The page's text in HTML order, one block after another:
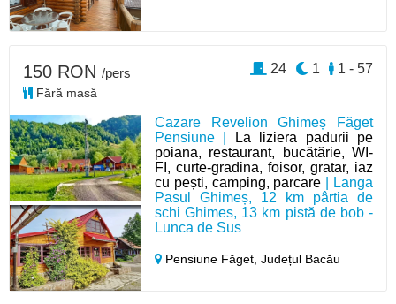
Cazare Revelion Ghimeș Făget
Pensiune |
La liziera padurii pe
poiana, restaurant, bucătărie, WI-
FI, curte-gradina, foisor, gratar, iaz
cu pești, camping, parcare | Langa
Pasul Ghimeș, 12 km pârtia de
schi Ghimes, 13 km pistă de bob -
Lunca de Sus
Pensiune Făget,Județul Bacău
150 RON /pers
Fără masă
1 - 57
1
24